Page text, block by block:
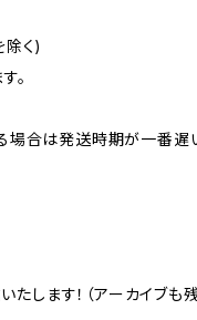
く)
。
場合は発送時期が一番遅
します！（アーカイブも残